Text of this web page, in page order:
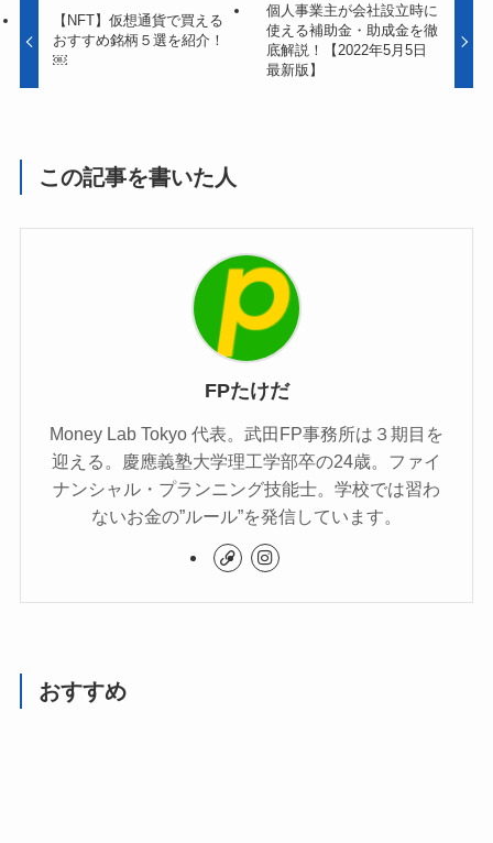
【NFT】仮想通貨で買える
おすすめ銘柄５選を紹介！
￼
個人事業主が会社設立時に
使える補助金・助成金を徹
底解説！【2022年5月5日
最新版】
この記事を書いた人
FPたけだ
Money Lab Tokyo 代表。武田FP事務所は３期目を
迎える。慶應義塾大学理工学部卒の24歳。ファイ
ナンシャル・プランニング技能士。学校では習わ
ないお金の”ルール”を発信しています。
おすすめ